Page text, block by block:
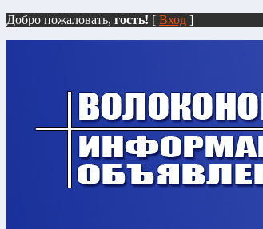
Добро пожаловать, гость! [ Вход ]